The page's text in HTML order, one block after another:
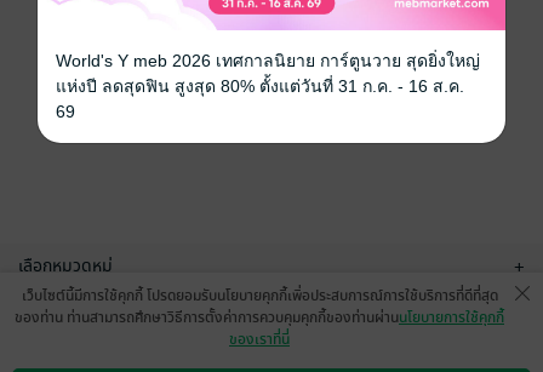
เลือกหมวดหมู่ +
บริการช่วยเหลือ
เว็บไซต์นี้มีการใช้คุกกี้ โปรดยอมรับนโยบายคุกกี้เพื่อประสบการณ์การใช้บริการที่ดีที่สุด
ของท่าน ท่านสามารถศึกษาวิธีการตั้งค่าการควบคุมคุกกี้ของท่านผ่านนโยบายการใช้คุกกี้
ของเราที่นี่
World's Y meb 2026 เทศกาลนิยาย การ์ตูนวาย สุดยิ่งใหญ่
แห่งปี ลดสุดฟิน สูงสุด 80% ตั้งแต่วันที่ 31 ก.ค. - 16 ส.ค.
69